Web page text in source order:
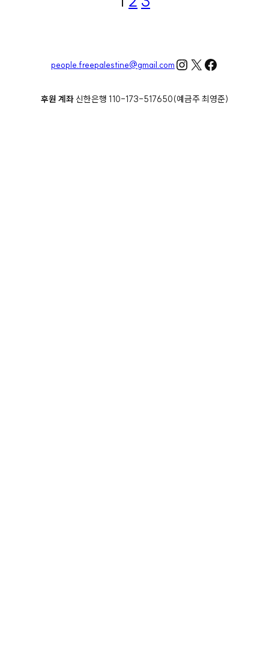
people.freepalestine@gmail.comInstagram
X Facebook
후원 계좌 신한은행 110-173-517650(예금주 최영준)